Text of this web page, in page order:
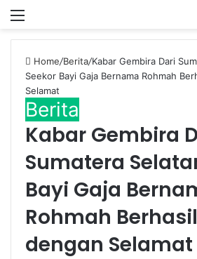
Menu
Home/Berita/Kabar Gembira Dari
Seekor Bayi Gaja Bernama Rohmah
Selamat
Berita
Kabar Gembira
Sumatera
Bayi Gaja
Rohmah
dengan Selamat